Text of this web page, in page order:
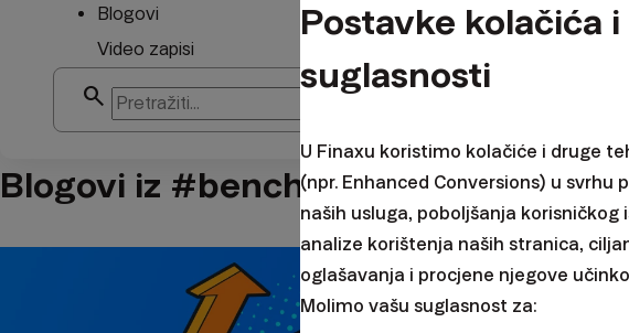
Blogovi
Video zapisi
search arrow_forward
Blogovi iz #benchmark
Postavke kolačića i
suglasnosti
U Finaxu koristimo kolačiće i druge
(npr. Enhanced Conversions) u svrhu
naših usluga, poboljšanja korisničkog
analize korištenja naših stranica,
oglašavanja i procjene njegove
Molimo vašu suglasnost za: